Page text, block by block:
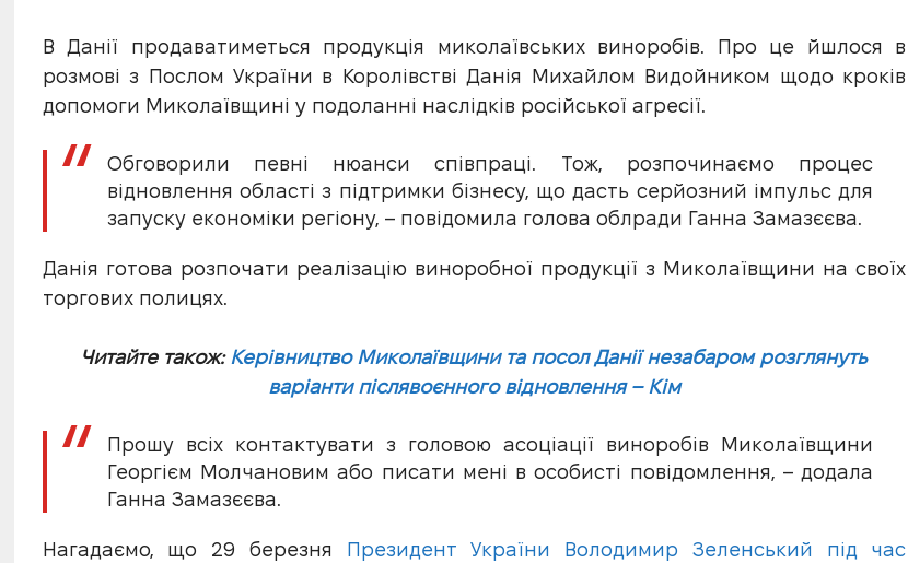
В Данії продаватиметься продукція миколаївських виноробів. Про це йшлося в
розмові з Послом України в Королівстві Данія Михайлом Видойником щодо кроків
допомоги Миколаївщині у подоланні наслідків російської агресії.
Обговорили певні нюанси співпраці. Тож, розпочинаємо процес
відновлення області з підтримки бізнесу, що дасть серйозний імпульс для
запуску економіки регіону, – повідомила голова облради Ганна Замазєєва.
Данія готова розпочати реалізацію виноробної продукції з Миколаївщини на своїх
торгових полицях.
Читайте також: Керівництво Миколаївщини та посол Данії незабаром розглянуть
варіанти післявоєнного відновлення – Кім
Прошу всіх контактувати з головою асоціації виноробів Миколаївщини
Георгієм Молчановим або писати мені в особисті повідомлення, – додала
Ганна Замазєєва.
Нагадаємо, що 29 березня
Президент України Володимир Зеленський під час